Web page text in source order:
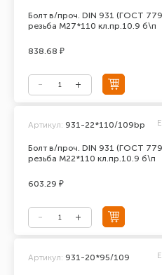
Болт в/проч. DIN 931 (ГОСТ
резьба М27*110 кл.пр.10.9 б\п
838.68 ₽
Болт в/проч. DIN 931 (ГОСТ
резьба М22*110 кл.пр.10.9 б\п
Артикул: 931-22*110/109bp
603.29 ₽
Артикул: 931-20*95/109